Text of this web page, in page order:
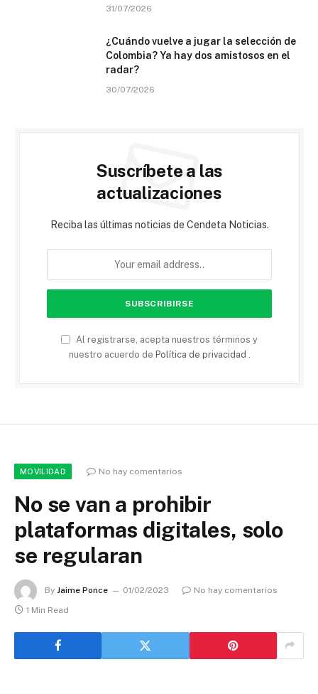
31/07/2026
¿Cuándo vuelve a jugar la selección de
Colombia? Ya hay dos amistosos en el
radar?
30/07/2026
Suscríbete a las
actualizaciones
Reciba las últimas noticias de Cendeta Noticias.
Al registrarse, acepta nuestros términos y
nuestro acuerdo de Política de privacidad
MOVILIDAD No hay comentarios
No se van a prohibir
plataformas digitales, solo
se regularan
By Jaime Ponce 01/02/2023
No hay comentarios
1 Min Read